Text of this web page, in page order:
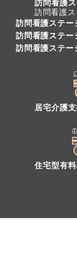
訪問看護
訪問看護
訪問看護ステー
訪問看護ステー
訪問看護ステー
居宅介護
住宅型有